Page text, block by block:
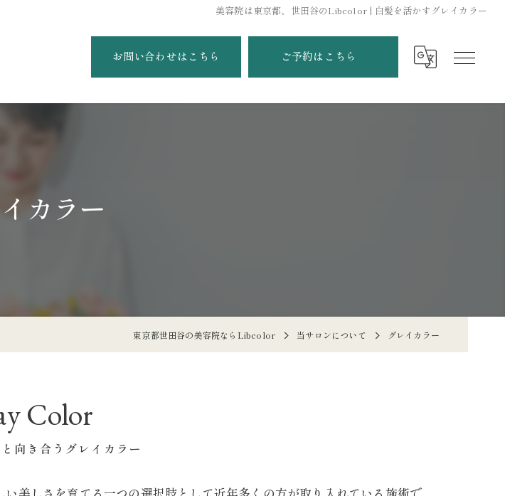
美容院は東京都、世田谷のLibcolor | 白髪を活かすグレイカラー
お問い合わせはこちら ご予約はこちら
カラー
東京都世田谷の美容院ならLibcolor 当サロンについて グレイカラー
向き合うグレイカラー
Color